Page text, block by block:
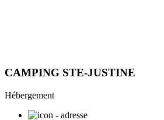
CAMPING STE-JUSTINE
Hébergement